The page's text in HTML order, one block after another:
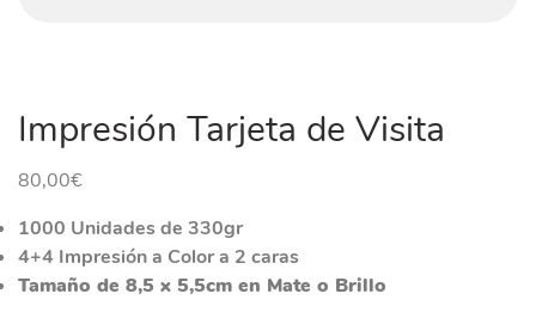
Impresión Tarjeta de Visita
80,00€
1000 Unidades de 330gr
4+4 Impresión a Color a 2 caras
Tamaño de 8,5 x 5,5cm en Mate o Brillo